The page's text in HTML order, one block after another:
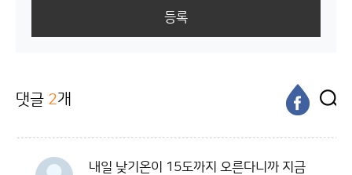
등록
댓글 2개
내일 낮기온이 15도까지 오른다니까 지금